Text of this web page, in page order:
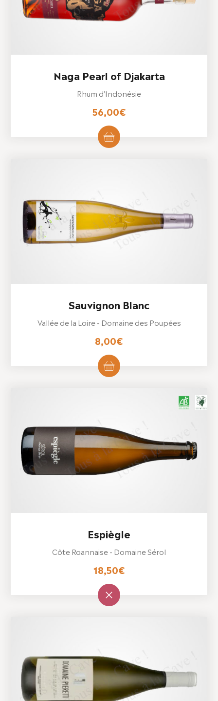
Naga Pearl of Djakarta
Rhum d'Indonésie
56,00€
Sauvignon Blanc
Vallée de la Loire - Domaine des Poupées
8,00€
Espiègle
Côte Roannaise - Domaine Sérol
18,50€